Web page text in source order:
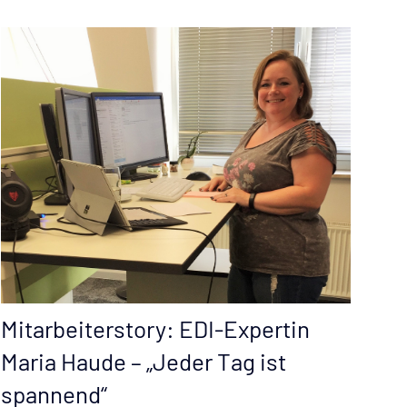
Mitarbeiterstory: EDI-Expertin
Maria Haude – „Jeder Tag ist
spannend“